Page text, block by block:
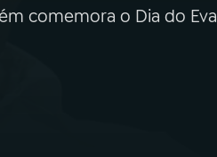
comemora o Dia do